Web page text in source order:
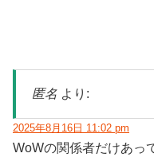
匿名 より:
2025年8月16日 11:02 pm
WoWの関係者だけあっ